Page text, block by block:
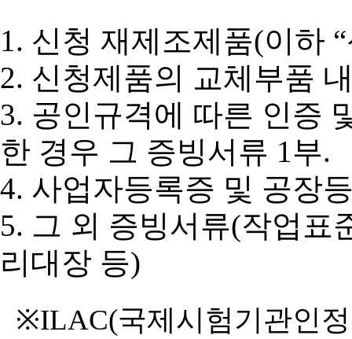
1. 신청 재제조제품(이하
2. 신청제품의 교체부품
3. 공인규격에 따른 인증
한 경우 그 증빙서류 1부.
4. 사업자등록증 및 공장
5. 그 외 증빙서류(작업표
리대장 등)
※ILAC(국제시험기관인